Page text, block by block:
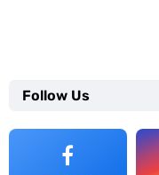
Follow Us